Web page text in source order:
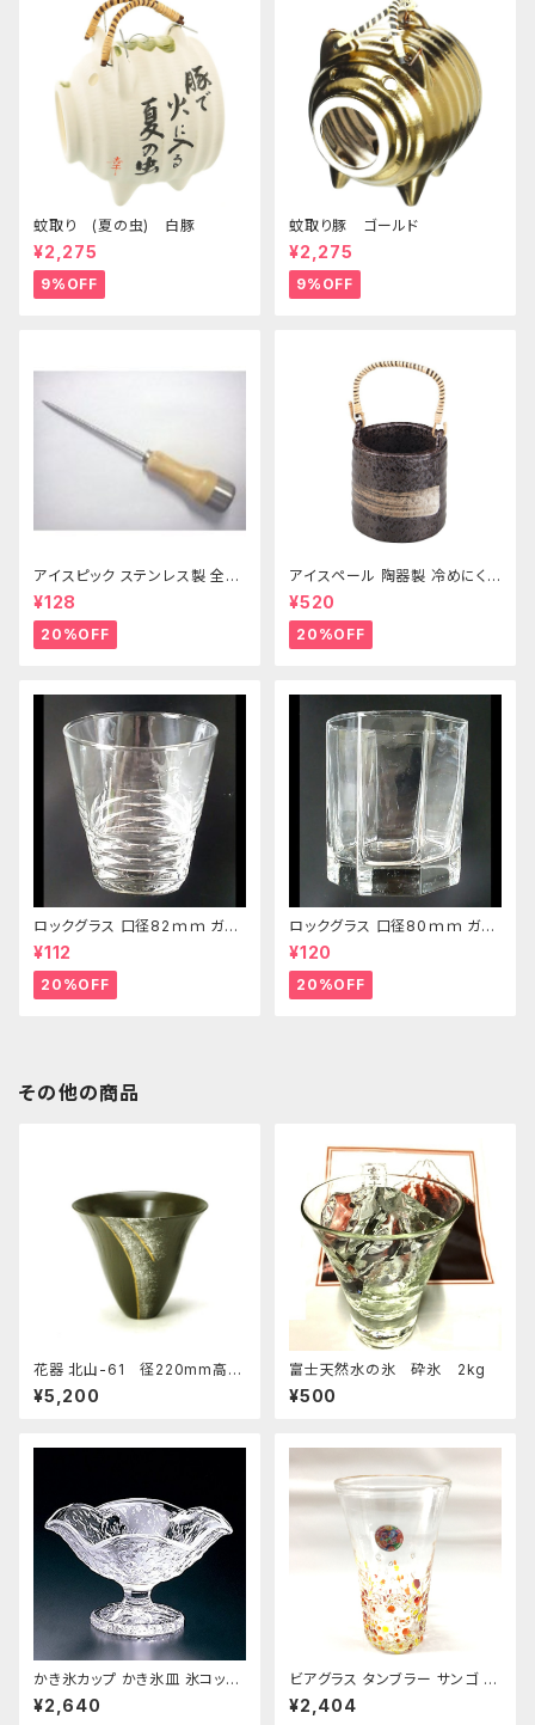
蚊取り (夏の虫) 白豚
¥2,275
9%OFF
蚊取り豚 ゴールド
¥2,275
9%OFF
アイスピック ステンレス製 全長
215ｍｍ
¥128
20%OFF
アイスペール 陶器製 冷めにくい
二重構造 860ml
¥520
20%OFF
ロックグラス 口径82ｍｍ ガラ
ス製 250cc
¥112
20%OFF
ロックグラス 口径80ｍｍ ガラ
ス製 220cc
¥120
20%OFF
その他の商品
花器 北山-61 径220mm高さ
190ｍｍ 陶器製 剣山受付
水盤 生け花 いけばな 花瓶 華
¥5,200
富士天然水の氷 砕氷 2kg
¥500
かき氷カップ かき氷皿 氷コップ
デザートカップ、アイスクリーム
カップ 鳴門 花 フラッペ デザー
¥2,640
ビアグラス タンブラー サンゴ 琉
球ガラス 200cc
¥2,404